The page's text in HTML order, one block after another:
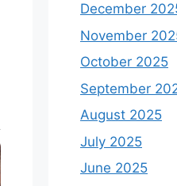
December
November
October 2025
September
August 2025
July 2025
June 2025